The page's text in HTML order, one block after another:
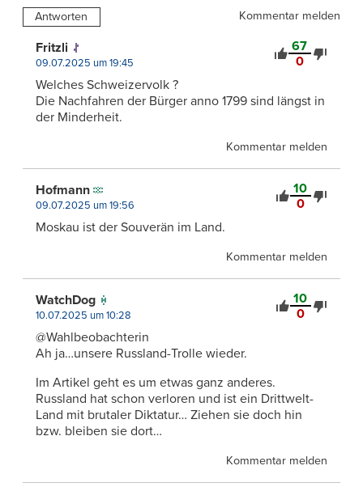
Antworten Kommentar melden
67
0
Fritzli
09.07.2025 um 19:45
Welches Schweizervolk ?
Die Nachfahren der Bürger anno 1799 sind längst in
der Minderheit.
Kommentar melden
10
0
Hofmann
09.07.2025 um 19:56
Moskau ist der Souverän im Land.
Kommentar melden
10
0
WatchDog
10.07.2025 um 10:28
@Wahlbeobachterin
Ah ja…unsere Russland-Trolle wieder.
Im Artikel geht es um etwas ganz anderes.
Russland hat schon verloren und ist ein Drittwelt-
Land mit brutaler Diktatur… Ziehen sie doch hin
bzw. bleiben sie dort…
Kommentar melden